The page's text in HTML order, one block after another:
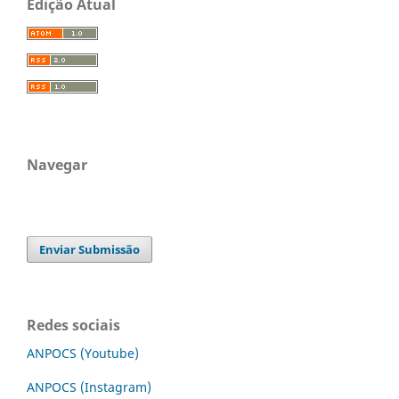
Edição Atual
Navegar
Enviar Submissão
Redes sociais
ANPOCS (Youtube)
ANPOCS (Instagram)